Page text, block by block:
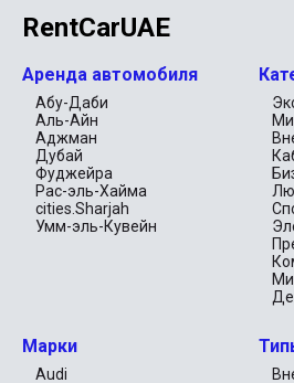
RentCarUAE
Аренда автомобиля
Абу-Даби
Аль-Айн
Аджман
Дубай
Фуджейра
Рас-эль-Хайма
cities.Sharjah
Умм-эль-Кувейн
Марки
Audi